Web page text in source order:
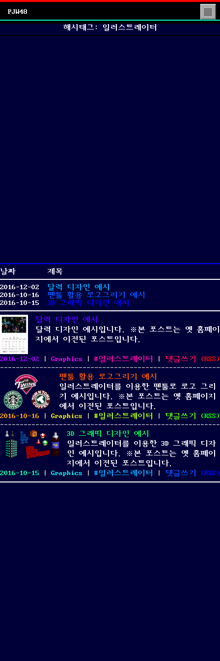
PJW48
▒
해시태그: 일러스트레이터
날짜
제목
2016-12-02
달력 디자인 예시
2016-10-16
펜툴 활용 로고그리기 예시
2016-10-15
3D 그래픽 디자인 예시
달력 디자인 예시
달력 디자인 예시입니다. ※본 포스트는 옛 홈페이
지에서 이전된 포스트입니다.
Posted
on
2016-12-02 Categories
Graphics Tags
일러스트레이터 댓글쓰기
on
달
디
자
예
시
(RSS)
펜툴 활용 로고그리기 예시
일러스트레이터를 이용한 펜툴로 로고 그리
기 예시입니다. ※본 포스트는 옛 홈페이지
에서 이전된 포스트입니다.
Posted
on
2016-10-16 Categories
Graphics Tags
일러스트레이터 댓글쓰기
on
펜
활
용
고
그
(RSS)
3D 그래픽 디자인 예시
일러스트레이터를 이용한 3D 그래픽 디자
인 예시입니다. ※본 포스트는 옛 홈페이
지에서 이전된 포스트입니다.
Posted
on
2016-10-15 Categories
Graphics Tags
일러스트레이터 댓글쓰기
on
3D
(RSS)